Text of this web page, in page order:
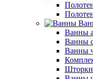
Ванны
Ванны
Ванны
Шторки